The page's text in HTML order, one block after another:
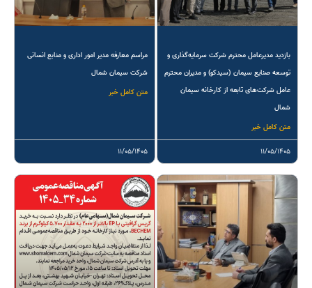
بازدید مدیرعامل محترم شرکت سرمایه‌گذاری و
توسعه صنایع سیمان (سیدکو) و مدیران محترم
عامل شرکت‌های تابعه از کارخانه سیمان
شمال
متن کامل خبر
۱۱/۰۵/۱۴۰۵
مراسم معارفه مدیر امور اداری و منابع انسانی
شرکت سیمان شمال
متن کامل خبر
۱۱/۰۵/۱۴۰۵